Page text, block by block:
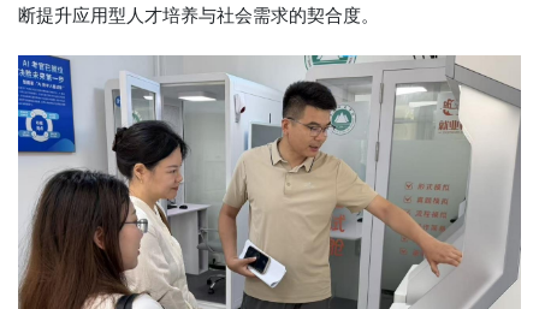
断提升应用型人才培养与社会需求的契合度。